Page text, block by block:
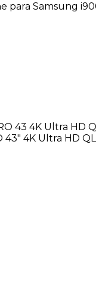
para Samsung
43" 4K Ultra HD